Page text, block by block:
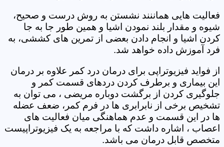
فعالیت هایی هماننند نشستن به روش درست و صحیح،
شیوه و مقدار بلند نمودن اشیا و همین طور جا به جا
کردن اشیا و انجام دادن بعضی از تمرین های کششی، به
فرد آموزش داده خواهد شد.
از فواید فیزیوتراپی برای درمان درد کمر علاوه بر درمان
این بیماری و برطرف کردن دردهای قسمت کمر و
جلوگیری کردن از برگشت دوباره مریضی ، می توان به
تشخیص برخی از نابرابری ها در فرم کمر، ضعف عضله
ها در این قسمت و عدم هماهنگی میان فعالیت های
اعصاب ، اشاره داشت که با مراجعه به یک فیزیوتراپیست
متخصص قابل درمان می باشد.